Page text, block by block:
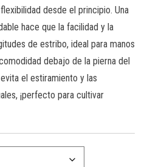
desde el principio. Una
hace que la facilidad y la
de estribo, ideal para manos
debajo de la pierna del
el estiramiento y las
¡perfecto para cultivar